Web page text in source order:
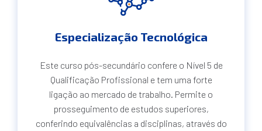
Especialização Tecnológica
Este curso pós-secundário confere o Nível 5 de
Qualificação Profissional e tem uma forte
ligação ao mercado de trabalho. Permite o
prosseguimento de estudos superiores,
conferindo equivalências a disciplinas, através do